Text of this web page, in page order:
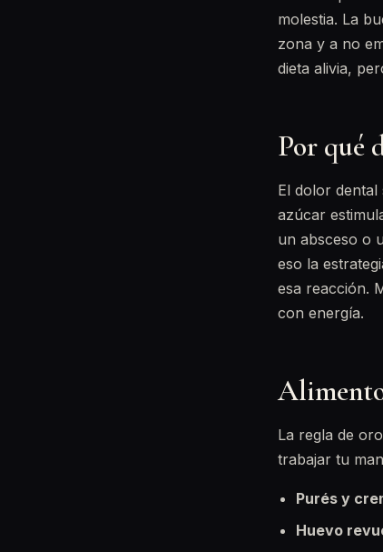
molestia. La
zona y a no
dieta alivia,
Por qué
El dolor
azúcar
un absceso o
eso la
esa reacción.
con energía.
La regla de
trabajar tu
Purés y
Huevo